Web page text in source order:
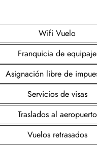
Wifi Vuelo
Franquicia de equipaje
Asignación libre de
Servicios de visas
Traslados al aeropuerto
Vuelos retrasados